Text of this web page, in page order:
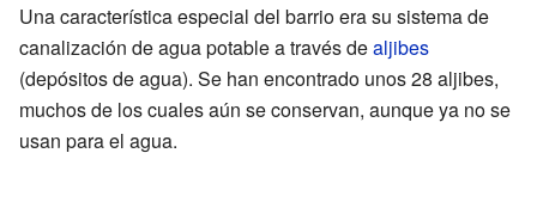
Una característica especial del barrio era su sistema de
canalización de agua potable a través dealjibes
(depósitos de agua). Se han encontrado unos 28 aljibes,
muchos de los cuales aún se conservan, aunque ya no se
usan para el agua.